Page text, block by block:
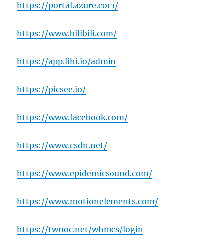
https://portal.azure.com/
https://www.bilibili.com/
https://app.lihi.io/admin
https://picsee.io/
https://www.facebook.com/
https://www.csdn.net/
https://www.epidemicsound.com/
https://www.motionelements.com/
https://twnoc.net/whmcs/login